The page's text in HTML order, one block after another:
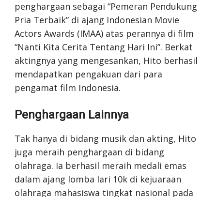
penghargaan sebagai “Pemeran Pendukung
Pria Terbaik” di ajang Indonesian Movie
Actors Awards (IMAA) atas perannya di film
“Nanti Kita Cerita Tentang Hari Ini”. Berkat
aktingnya yang mengesankan, Hito berhasil
mendapatkan pengakuan dari para
pengamat film Indonesia.
Penghargaan Lainnya
Tak hanya di bidang musik dan akting, Hito
juga meraih penghargaan di bidang
olahraga. Ia berhasil meraih medali emas
dalam ajang lomba lari 10k di kejuaraan
olahraga mahasiswa tingkat nasional pada